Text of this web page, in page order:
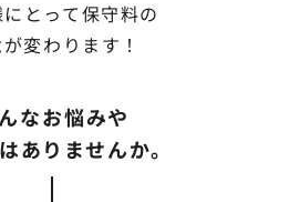
とって保守料の
変わります！
なお悩みや
ありませんか。